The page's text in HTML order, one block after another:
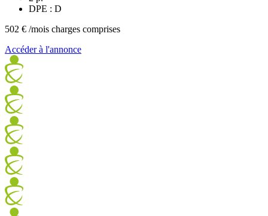
DPE : D
502 € /mois charges comprises
Accéder à l'annonce